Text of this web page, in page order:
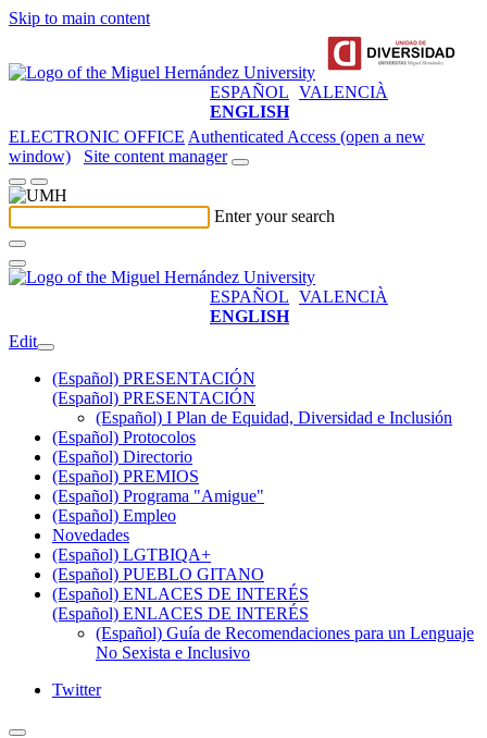
Skip to main content
ESPAÑOL VALENCIÀ
ENGLISH
ELECTRONIC OFFICE Authenticated Access (open a new
window)
Site content manager
Enter your search
ESPAÑOL VALENCIÀ
ENGLISH
Edit
(Español) PRESENTACIÓN
(Español) PRESENTACIÓN
(Español) I Plan de Equidad, Diversidad e Inclusión
(Español) Protocolos
(Español) Directorio
(Español) PREMIOS
(Español) Programa "Amigue"
(Español) Empleo
Novedades
(Español) LGTBIQA+
(Español) PUEBLO GITANO
(Español) ENLACES DE INTERÉS
(Español) ENLACES DE INTERÉS
(Español) Guía de Recomendaciones para un Lenguaje
No Sexista e Inclusivo
Twitter